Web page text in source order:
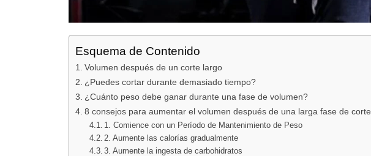
Esquema de Contenido
Volumen después de un corte largo
¿Puedes cortar durante demasiado tiempo?
¿Cuánto peso debe ganar durante una fase de volumen?
8 consejos para aumentar el volumen después de una larga fase de corte
1. Comience con un Período de Mantenimiento de Peso
2. Aumente las calorías gradualmente
3. Aumente la ingesta de carbohidratos